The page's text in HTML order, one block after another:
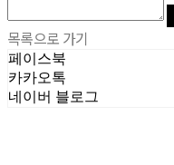
목록으로 가기
페이스북
카카오톡
네이버 블로그